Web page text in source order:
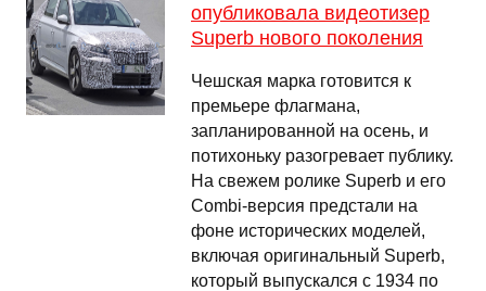
опубликовала видеотизер
Superb нового поколения
Чешская марка готовится к
премьере флагмана,
запланированной на осень, и
потихоньку разогревает публику.
На свежем ролике Superb и его
Combi-версия предстали на
фоне исторических моделей,
включая оригинальный Superb,
который выпускался с 1934 по